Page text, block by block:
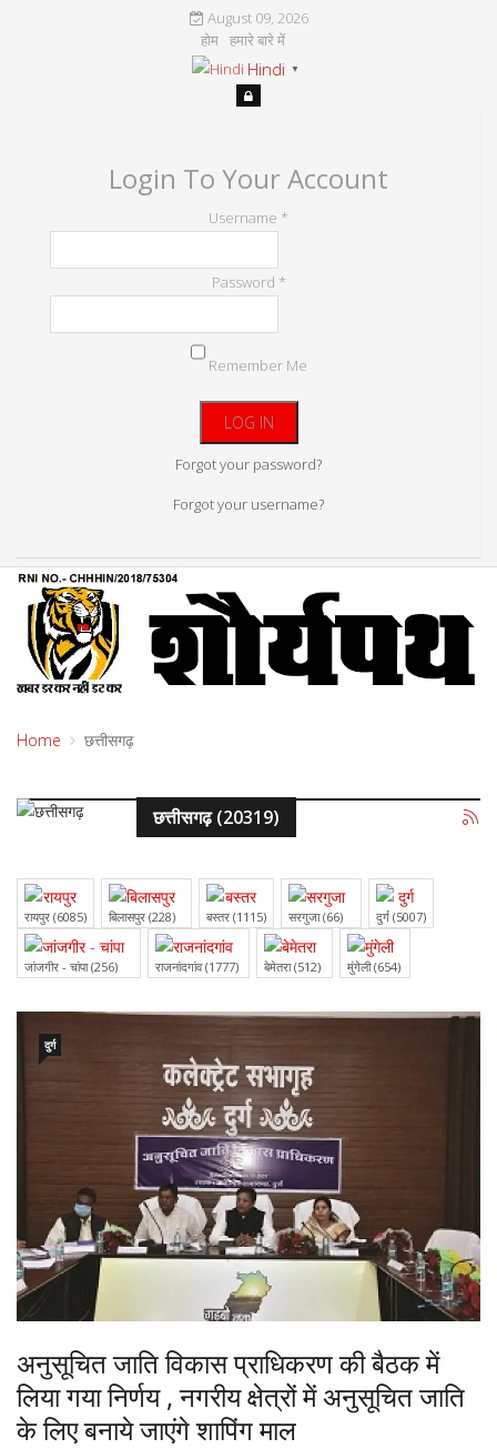
August 09, 2026
होम हमारे बारे में
Hindi ▼
Login To Your Account
Username *
Password *
Remember Me
Forgot your password?
Forgot your username?
Home छत्तीसगढ़
छत्तीसगढ़ (20319)
रायपुर (6085) बिलासपुर (228) बस्तर (1115) सरगुजा (66) दुर्ग (5007)
जांजगीर - चांपा (256) राजनांदगांव (1777) बेमेतरा (512) मुंगेली (654)
दुर्ग
अनुसूचित जाति विकास प्राधिकरण की बैठक में
लिया गया निर्णय , नगरीय क्षेत्रों में अनुसूचित जाति
के लिए बनाये जाएंगे शापिंग माल